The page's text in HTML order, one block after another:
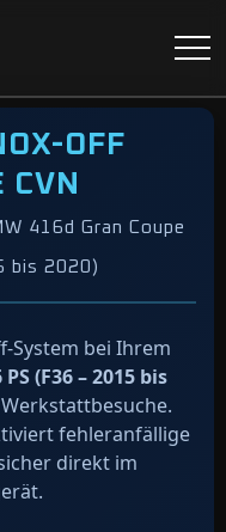
OFF
CVN
416d Gran Coupe
bis 2020)
System bei Ihrem
(F36 – 2015 bis
fehleranfällige
direkt im